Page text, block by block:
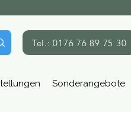
Tel.: 0176 76 89 75 30
Sonderangebote